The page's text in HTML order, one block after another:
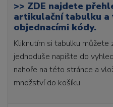
>> ZDE najdete
artikulační tabulku a
objednacími kódy.
Kliknutím si tabulku můžete
jednoduše napište do
nahoře na této stránce a
množství do košíku